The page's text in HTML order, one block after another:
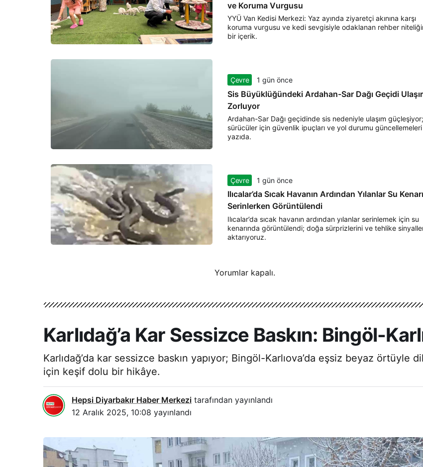
ve Koruma Vurgusu
YYÜ Van Kedisi Merkezi: Yaz ayında ziyaretçi akınına karşı
koruma vurgusu ve kedi sevgisiyle odaklanan rehber
bir içerik.
Çevre 1 gün önce
Sis Büyüklüğündeki Ardahan-Sar Dağı Geçidi
Zorluyor
Ardahan-Sar Dağı geçidinde sis nedeniyle ulaşım güçleşiyor;
sürücüler için güvenlik ipuçları ve yol durumu
yazıda.
Çevre 1 gün önce
Ilıcalar’da Sıcak Havanın Ardından Yılanlar Su
Serinlerken Görüntülendi
Ilıcalar’da sıcak havanın ardından yılanlar serinlemek için su
kenarında görüntülendi; doğa sürprizlerini ve tehlike
aktarıyoruz.
Yorumlar kapalı.
Karlıdağ’a Kar Sessizce Baskın: Bingöl-
Karlıdağ’da kar sessizce baskın yapıyor; Bingöl-Karlıova’da eşsiz beyaz
için keşif dolu bir hikâye.
Hepsi Diyarbakır Haber Merkezi tarafından yayınlandı
12 Aralık 2025, 10:08 yayınlandı